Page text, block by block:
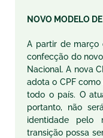
NOVO MODELO
A partir de março
confecção do
Nacional. A nova
adota o CPF
todo o país. O
portanto, não
identidade pelo
transição possa